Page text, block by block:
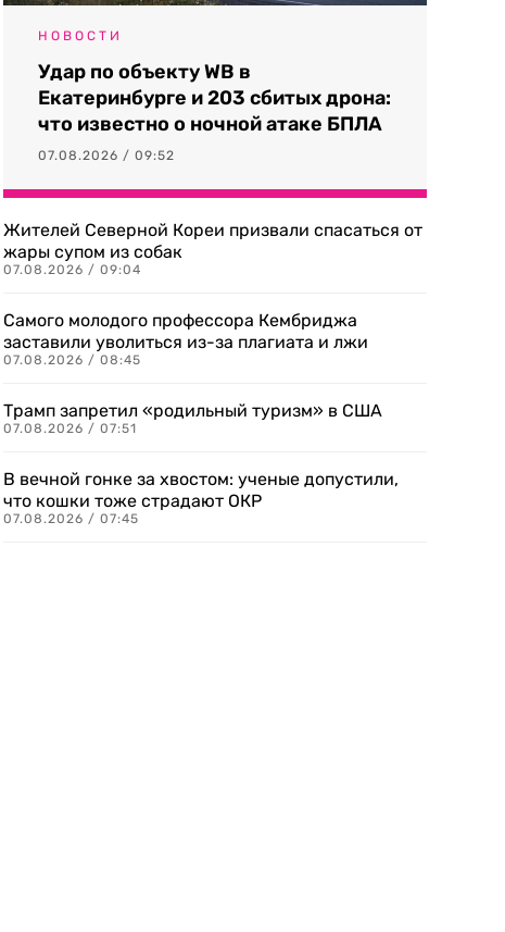
НОВОСТИ
Удар по объекту WB в
Екатеринбурге и 203 сбитых дрона:
что известно о ночной атаке БПЛА
07.08.2026 / 09:52
Жителей Северной Кореи призвали спасаться от
жары супом из собак
07.08.2026 / 09:04
Самого молодого профессора Кембриджа
заставили уволиться из-за плагиата и лжи
07.08.2026 / 08:45
Трамп запретил «родильный туризм» в США
07.08.2026 / 07:51
В вечной гонке за хвостом: ученые допустили,
что кошки тоже страдают ОКР
07.08.2026 / 07:45